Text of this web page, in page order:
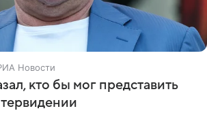
Новости
кто бы мог представить